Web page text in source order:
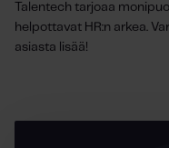
Talentech tarjoaa
helpottavat HR:n arkea.
asiasta lisää!